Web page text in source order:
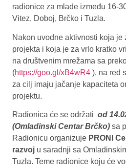
radionice za mlade između 16-
Vitez, Doboj, Brčko i Tuzla.
Nakon uvodne aktivnosti koja je
projekta i koja je za vrlo kratko
na društvenim mrežama sa
(https://goo.gl/xB4wR4 ), na red
za cilj imaju jačanje kapaciteta
projektu.
Radionica će se održati od
(Omladinski Centar Brčko) sa
Radionicu organizuje PRONI
razvoj u saradnji sa
Tuzla. Teme radionice koju će